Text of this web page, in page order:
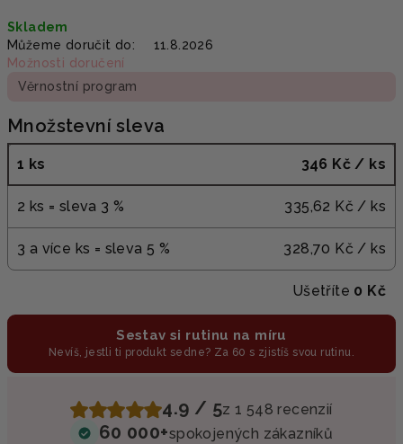
cena:
Skladem
Můžeme doručit do:
11.8.2026
Možnosti doručení
Věrnostní program
Množstevní sleva
1 ks 346 Kč / ks
2 ks = sleva 3 % 335,62 Kč / ks
3 a více ks = sleva 5 % 328,70 Kč / ks
Ušetříte 0 Kč
Sestav si rutinu na míru
Nevíš, jestli ti produkt sedne? Za 60 s zjistíš svou rutinu.
4.9 / 5z 1 548 recenzií
60 000+spokojených zákazníků